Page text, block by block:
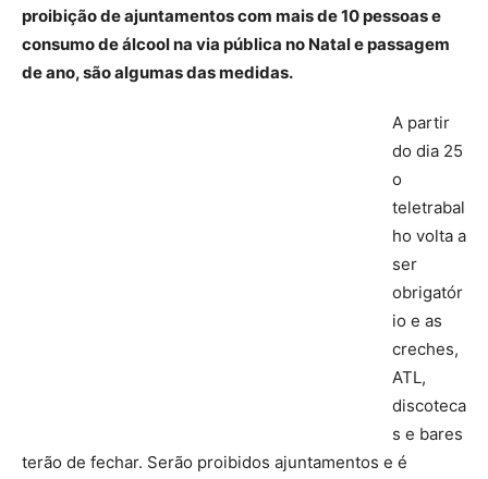
proibição de ajuntamentos com mais de 10 pessoas e
consumo de álcool na via pública no Natal e passagem
de ano, são algumas das medidas.
A partir
do dia 25
o
teletrabal
ho volta a
ser
obrigatór
io e as
creches,
ATL,
discoteca
s e bares
terão de fechar. Serão proibidos ajuntamentos e é